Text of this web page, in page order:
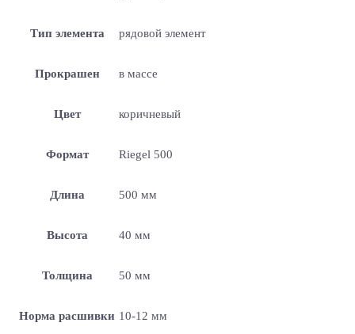
Тип элемента рядовой элемент
Прокрашен в массе
Цвет коричневый
Формат Riegel 500
Длина 500 мм
Высота 40 мм
Толщина 50 мм
Норма расшивки 10-12 мм